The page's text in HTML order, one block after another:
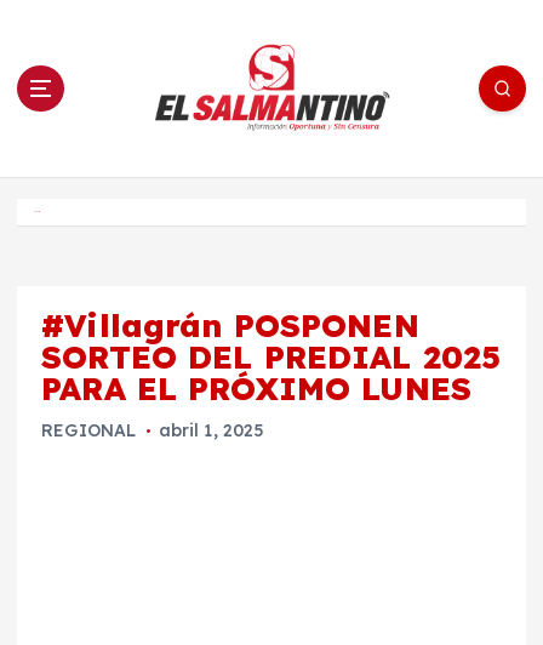
n El Salmantino - medios/noticias/editorial
#Villagrán POSPONEN
SORTEO DEL PREDIAL 2025
PARA EL PRÓXIMO LUNES
REGIONAL abril 1, 2025